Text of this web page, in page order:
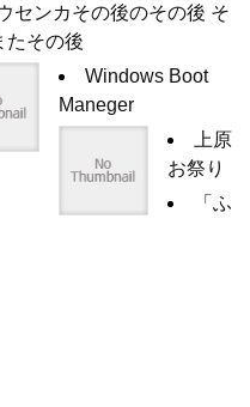
センカその後のその後 そ
たその後
Windows Boot
Maneger
上原
お祭り
「ふ